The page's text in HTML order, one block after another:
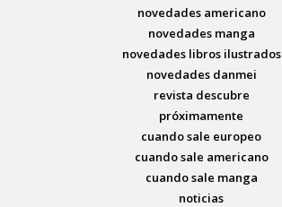
novedades americano
novedades manga
novedades libros ilustrados
novedades danmei
revista descubre
próximamente
cuando sale europeo
cuando sale americano
cuando sale manga
noticias